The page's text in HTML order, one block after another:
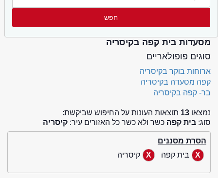
מסעדות בית קפה בקיסריה
סוגים פופולאריים
ארוחות בוקר בקיסריה
קפה מסעדה בקיסריה
בר- קפה בקיסריה
נמצאו 13 תוצאות העונות על החיפוש שביקשת:
סוג: בית קפה כשר ולא כשר כל האזורים עיר: קיסריה
הסרת מסננים
בית קפה
קיסריה